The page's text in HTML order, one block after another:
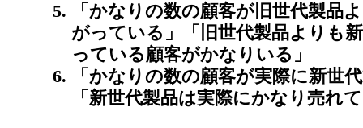
「かなりの数の顧客が旧世代製品
がっている」「旧世代製品よりも
っている顧客がかなりいる」
「かなりの数の顧客が実際に新世
「新世代製品は実際にかなり売れ